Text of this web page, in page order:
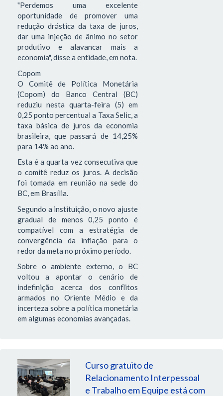
"Perdemos uma excelente
oportunidade de promover uma
redução drástica da taxa de juros,
dar uma injeção de ânimo no setor
produtivo e alavancar mais a
economia", disse a entidade, em nota.
Copom
O Comitê de Política Monetária
(Copom) do Banco Central (BC)
reduziu nesta quarta-feira (5) em
0,25 ponto percentual a Taxa Selic, a
taxa básica de juros da economia
brasileira, que passará de 14,25%
para 14% ao ano.
Esta é a quarta vez consecutiva que
o comitê reduz os juros. A decisão
foi tomada em reunião na sede do
BC, em Brasília.
Segundo a instituição, o novo ajuste
gradual de menos 0,25 ponto é
compatível com a estratégia de
convergência da inflação para o
redor da meta no próximo período.
Sobre o ambiente externo, o BC
voltou a apontar o cenário de
indefinição acerca dos conflitos
armados no Oriente Médio e da
incerteza sobre a política monetária
em algumas economias avançadas.
Curso gratuito de
Relacionamento Interpessoal
e Trabalho em Equipe está com